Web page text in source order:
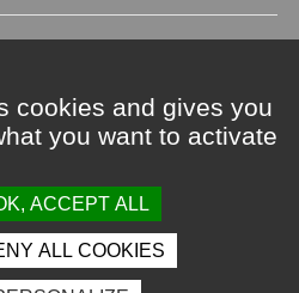
cookies and gives you
you want to activate
ACCEPT ALL
ALL COOKIES